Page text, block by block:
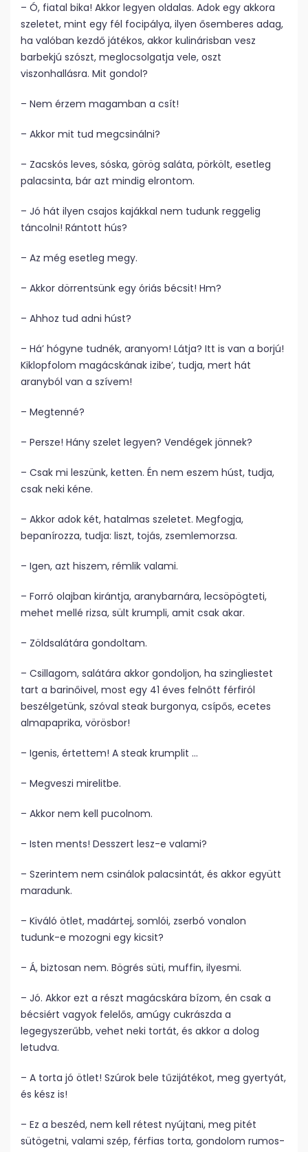
– Ó, fiatal bika! Akkor legyen oldalas. Adok egy akkora
szeletet, mint egy fél focipálya, ilyen ősemberes adag,
ha valóban kezdő játékos, akkor kulinárisban vesz
barbekjú szószt, meglocsolgatja vele, oszt
viszonhallásra. Mit gondol?
– Nem érzem magamban a csít!
– Akkor mit tud megcsinálni?
– Zacskós leves, sóska, görög saláta, pörkölt, esetleg
palacsinta, bár azt mindig elrontom.
– Jó hát ilyen csajos kajákkal nem tudunk reggelig
táncolni! Rántott hús?
– Az még esetleg megy.
– Akkor dörrentsünk egy óriás bécsit! Hm?
– Ahhoz tud adni húst?
– Há’ hógyne tudnék, aranyom! Látja? Itt is van a borjú!
Kiklopfolom magácskának izibe’, tudja, mert hát
aranyból van a szívem!
– Megtenné?
– Persze! Hány szelet legyen? Vendégek jönnek?
– Csak mi leszünk, ketten. Én nem eszem húst, tudja,
csak neki kéne.
– Akkor adok két, hatalmas szeletet. Megfogja,
bepanírozza, tudja: liszt, tojás, zsemlemorzsa.
– Igen, azt hiszem, rémlik valami.
– Forró olajban kirántja, aranybarnára, lecsöpögteti,
mehet mellé rizsa, sült krumpli, amit csak akar.
– Zöldsalátára gondoltam.
– Csillagom, salátára akkor gondoljon, ha szingliestet
tart a barinőivel, most egy 41 éves felnőtt férfiról
beszélgetünk, szóval steak burgonya, csípős, ecetes
almapaprika, vörösbor!
– Igenis, értettem! A steak krumplit …
– Megveszi mirelitbe.
– Akkor nem kell pucolnom.
– Isten ments! Desszert lesz-e valami?
– Szerintem nem csinálok palacsintát, és akkor együtt
maradunk.
– Kiváló ötlet, madártej, somlói, zserbó vonalon
tudunk-e mozogni egy kicsit?
– Á, biztosan nem. Bögrés süti, muffin, ilyesmi.
– Jó. Akkor ezt a részt magácskára bízom, én csak a
bécsiért vagyok felelős, amúgy cukrászda a
legegyszerűbb, vehet neki tortát, és akkor a dolog
letudva.
– A torta jó ötlet! Szúrok bele tűzijátékot, meg gyertyát,
és kész is!
– Ez a beszéd, nem kell rétest nyújtani, meg pitét
sütögetni, valami szép, férfias torta, gondolom rumos-